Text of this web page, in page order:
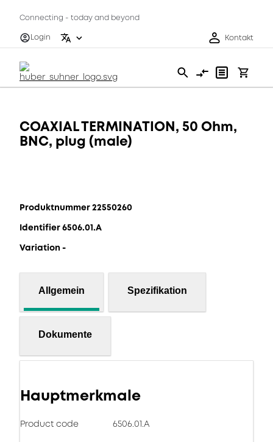
Connecting - today and beyond
Login
Kontakt
COAXIAL TERMINATION, 50 Ohm,
BNC, plug (male)
Produktnummer 22550260
Identifier 6506.01.A
Variation -
Allgemein Spezifikation
Dokumente
Hauptmerkmale
Product code 6506.01.A